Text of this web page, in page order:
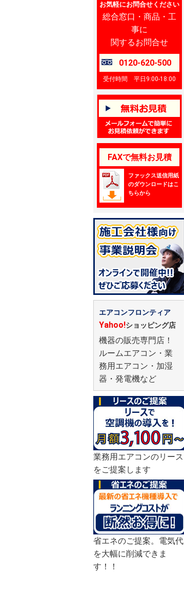
お気軽にお問合せください
総合窓口・商品・工
事に
関するお問合せ
0120-620-500
受付時間 平日9:00-18:00
FAXで無料お見積
ファックス送信用紙
のダウンロードはこ
ちらから
エアコンフロンティア
Yahoo!ショッピング店
機器の販売専門店！
ルームエアコン・業
務用エアコン・加湿
器・発電機など
業務用エアコンのリース
をご提案します
省エネのご提案。電気代
を大幅に削減できま
す！！